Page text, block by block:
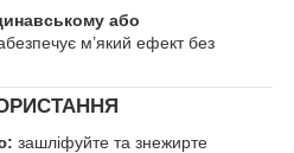
або
м’який ефект без
зашліфуйте та знежирте